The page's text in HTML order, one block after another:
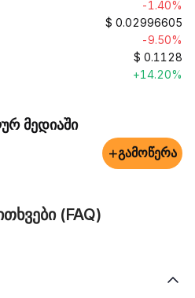
-1.40%
$ 0.02996605
-9.50%
$ 0.1128
+14.20%
მედიაში
+გამოწერა
(FAQ)